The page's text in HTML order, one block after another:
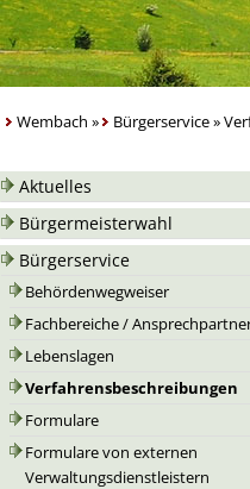
Wembach » Bürgerservice»
Aktuelles
Bürgermeisterwahl
Bürgerservice
Behördenwegweiser
Fachbereiche /
Lebenslagen
Verfahrensbeschreibungen
Formulare
Formulare von externen
Verwaltungsdienstleistern